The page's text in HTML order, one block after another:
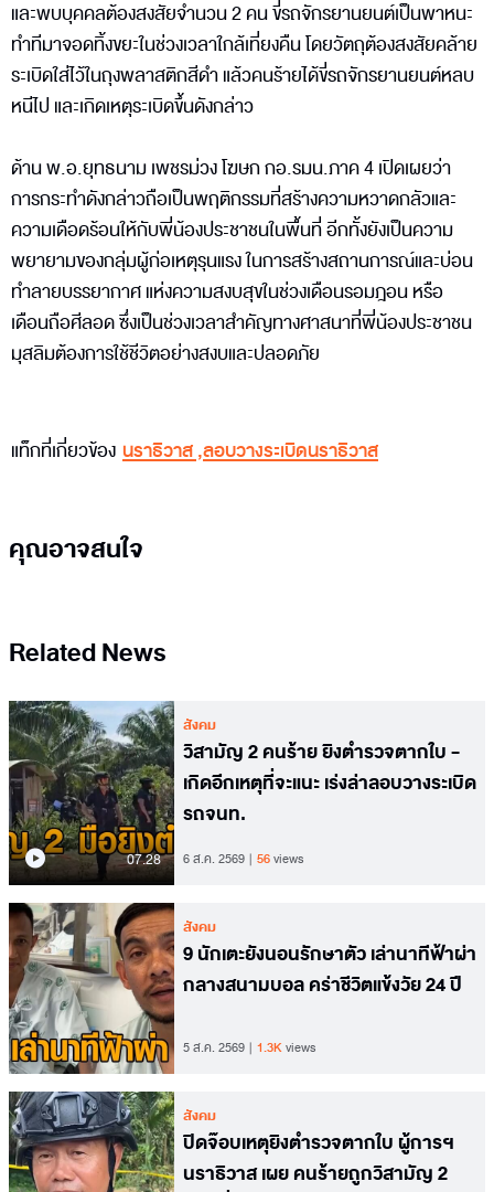
และพบบุคคลต้องสงสัยจำนวน 2 คน ขี่รถจักรยานยนต์เป็นพาหนะ
ทำทีมาจอดทิ้งขยะในช่วงเวลาใกล้เที่ยงคืน โดยวัตถุต้องสงสัยคล้าย
ระเบิดใส่ไว้ในถุงพลาสติกสีดำ แล้วคนร้ายได้ขี่รถจักรยานยนต์หลบ
หนีไป และเกิดเหตุระเบิดขึ้นดังกล่าว
ด้าน พ.อ.ยุทธนาม เพชรม่วง โฆษก กอ.รมน.ภาค 4 เปิดเผยว่า
การกระทำดังกล่าวถือเป็นพฤติกรรมที่สร้างความหวาดกลัวและ
ความเดือดร้อนให้กับพี่น้องประชาชนในพื้นที่ อีกทั้งยังเป็นความ
พยายามของกลุ่มผู้ก่อเหตุรุนแรง ในการสร้างสถานการณ์และบ่อน
ทำลายบรรยากาศ แห่งความสงบสุขในช่วงเดือนรอมฎอน หรือ
เดือนถือศีลอด ซึ่งเป็นช่วงเวลาสำคัญทางศาสนาที่พี่น้องประชาชน
มุสลิมต้องการใช้ชีวิตอย่างสงบและปลอดภัย
แท็กที่เกี่ยวข้อง นราธิวาส,ลอบวางระเบิดนราธิวาส
คุณอาจสนใจ
Related News
07.28
สังคม
วิสามัญ 2 คนร้าย ยิงตำรวจตากใบ -
เกิดอีกเหตุที่จะแนะ เร่งล่าลอบวางระเบิด
รถจนท.
6 ส.ค. 2569 56views
สังคม
9 นักเตะยังนอนรักษาตัว เล่านาทีฟ้าผ่า
กลางสนามบอล คร่าชีวิตแข้งวัย 24 ปี
5 ส.ค. 2569 1.3Kviews
สังคม
ปิดจ๊อบเหตุยิงตำรวจตากใบ ผู้การฯ
นราธิวาส เผย คนร้ายถูกวิสามัญ 2